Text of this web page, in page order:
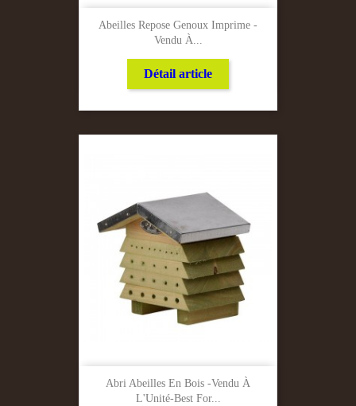
Abeilles Repose Genoux Imprime -
Vendu À...
Détail article
Abri Abeilles En Bois -Vendu À
L'Unité-Best For...